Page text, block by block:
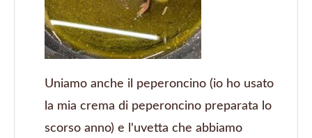
Uniamo anche il peperoncino (io ho usato
la mia crema di peperoncino preparata lo
scorso anno) e l'uvetta che abbiamo